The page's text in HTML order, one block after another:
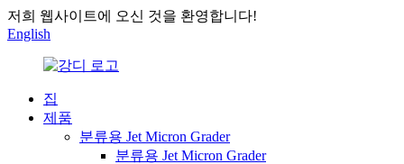
저희 웹사이트에 오신 것을 환영합니다!
English
집
제품
분류용 Jet Micron Grader
분류용 Jet Micron Grader